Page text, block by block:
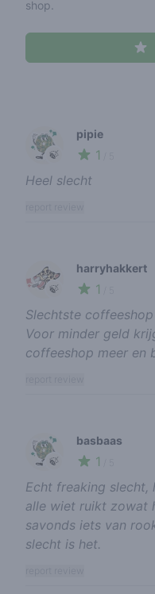
shop.
🍃
pipie
1
Heel slecht
🍃
harryhakkert
1
Slechtste
Voor minder geld
coffeeshop meer en
🍃
basbaas
1
Echt freaking slecht,
alle wiet ruikt zowat
savonds iets van
slecht is het.